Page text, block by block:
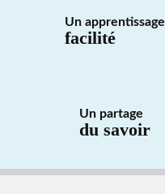
Un apprentissage
facilité
Un partage
du savoir